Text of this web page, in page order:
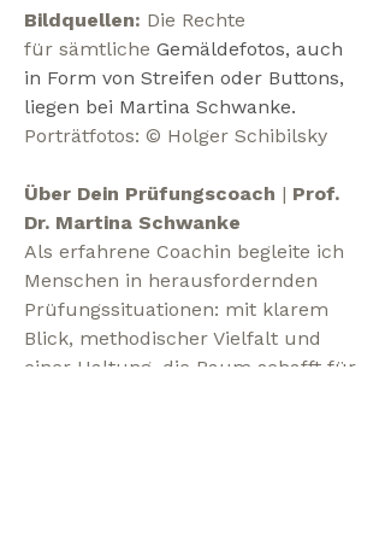
Bildquellen: Die Rechte
für sämtliche Gemäldefotos, auch
in Form von Streifen oder Buttons,
liegen bei Martina Schwanke.
Porträtfotos: © Holger Schibilsky
Über Dein Prüfungscoach | Prof.
Dr. Martina Schwanke
Als erfahrene Coachin begleite ich
Menschen in herausfordernden
Prüfungssituationen: mit klarem
Blick, methodischer Vielfalt und
einer Haltung, die Raum schafft für